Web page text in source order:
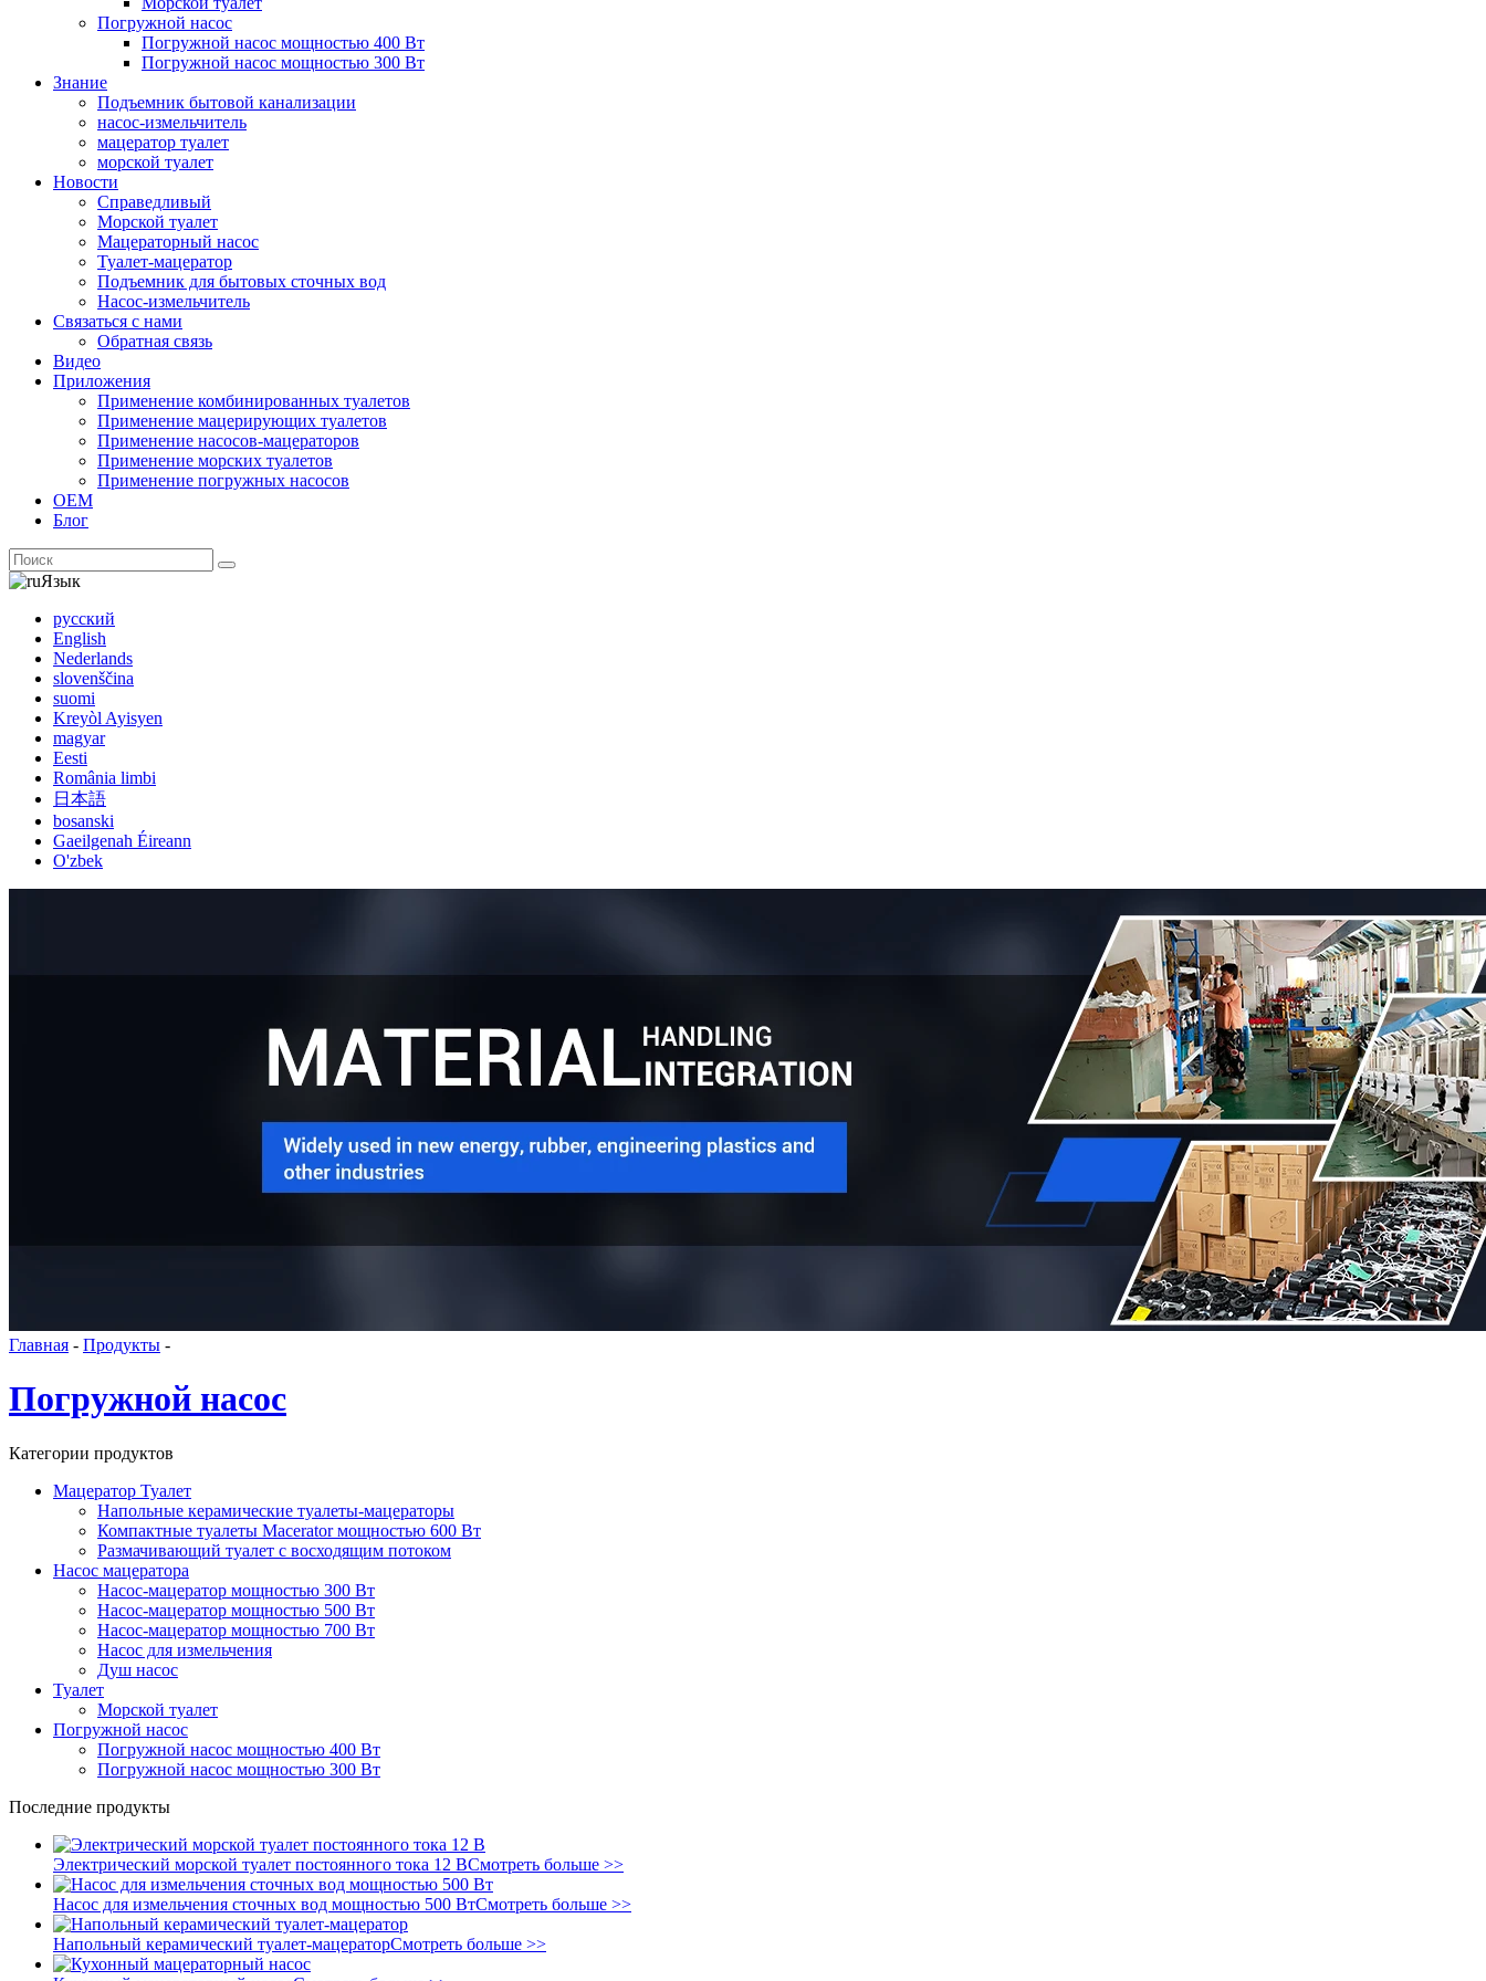
Погружной насос
Погружной насос мощностью 400 Вт
Погружной насос мощностью 300 Вт
Знание
Подъемник бытовой канализации
насос-измельчитель
мацератор туалет
морской туалет
Новости
Справедливый
Морской туалет
Мацераторный насос
Туалет-мацератор
Подъемник для бытовых сточных вод
Насос-измельчитель
Связаться с нами
Обратная связь
Видео
Приложения
Применение комбинированных туалетов
Применение мацерирующих туалетов
Применение насосов-мацераторов
Применение морских туалетов
Применение погружных насосов
ОЕМ
Блог
Язык
русский
English
Nederlands
slovenščina
suomi
Kreyòl Ayisyen
magyar
Eesti
România limbi
日本語
bosanski
Gaeilgenah Éireann
O'zbek
Главная - Продукты -
Погружной насос
Категории продуктов
Мацератор Туалет
Напольные керамические туалеты-мацераторы
Компактные туалеты Macerator мощностью 600 Вт
Размачивающий туалет с восходящим потоком
Насос мацератора
Насос-мацератор мощностью 300 Вт
Насос-мацератор мощностью 500 Вт
Насос-мацератор мощностью 700 Вт
Насос для измельчения
Душ насос
Туалет
Морской туалет
Погружной насос
Погружной насос мощностью 400 Вт
Погружной насос мощностью 300 Вт
Последние продукты
Электрический морской туалет постоянного тока 12 ВСмотреть больше >>
Насос для измельчения сточных вод мощностью 500 ВтСмотреть больше >>
Напольный керамический туалет-мацераторСмотреть больше >>